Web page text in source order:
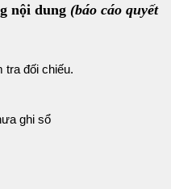
nội dung (báo cáo quyết
tra đối chiếu.
ghi sổ